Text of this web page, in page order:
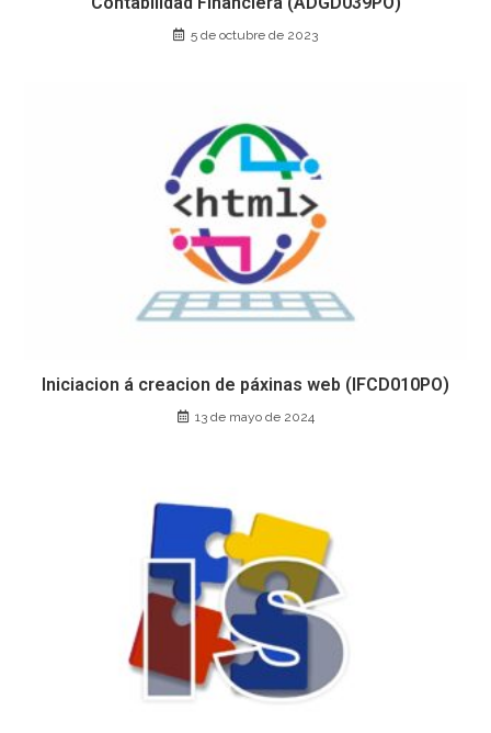
5 de octubre de 2023
Iniciacion á creacion de páxinas web (IFCD010PO)
13 de mayo de 2024